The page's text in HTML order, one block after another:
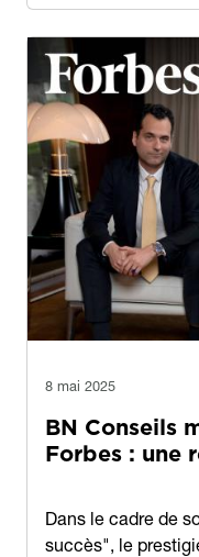
Image
Image
8 mai 2025
BN Conseils
Forbes : une
Contenu
Dans le cadre de
succès", le